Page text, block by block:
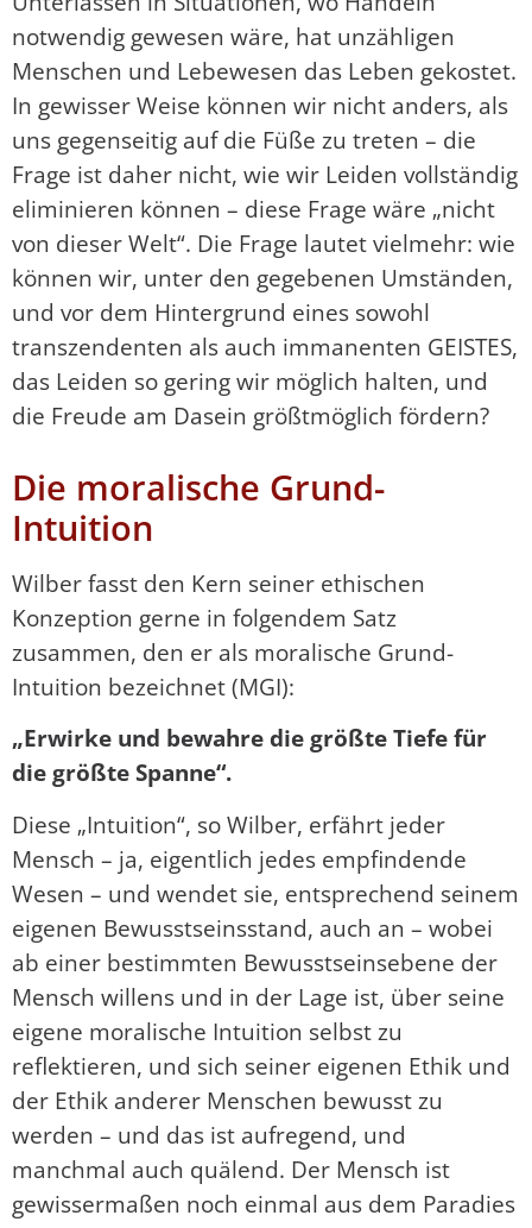
notwendig gewesen wäre, hat unzähligen
Menschen und Lebewesen das Leben gekostet.
In gewisser Weise können wir nicht anders, als
uns gegenseitig auf die Füße zu treten – die
Frage ist daher nicht, wie wir Leiden vollständig
eliminieren können – diese Frage wäre „nicht
von dieser Welt“. Die Frage lautet vielmehr: wie
können wir, unter den gegebenen Umständen,
und vor dem Hintergrund eines sowohl
transzendenten als auch immanenten GEISTES,
das Leiden so gering wir möglich halten, und
die Freude am Dasein größtmöglich fördern?
Die moralische Grund-
Intuition
Wilber fasst den Kern seiner ethischen
Konzeption gerne in folgendem Satz
zusammen, den er als moralische Grund-
Intuition bezeichnet (MGI):
„Erwirke und bewahre die größte Tiefe für
die größte Spanne“.
Diese „Intuition“, so Wilber, erfährt jeder
Mensch – ja, eigentlich jedes empfindende
Wesen – und wendet sie, entsprechend seinem
eigenen Bewusstseinsstand, auch an – wobei
ab einer bestimmten Bewusstseinsebene der
Mensch willens und in der Lage ist, über seine
eigene moralische Intuition selbst zu
reflektieren, und sich seiner eigenen Ethik und
der Ethik anderer Menschen bewusst zu
werden – und das ist aufregend, und
manchmal auch quälend. Der Mensch ist
gewissermaßen noch einmal aus dem Paradies